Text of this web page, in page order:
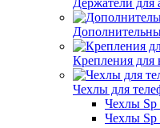
Держатели для
Крепления для
Чехлы для
Чехлы Sp
Чехлы Sp